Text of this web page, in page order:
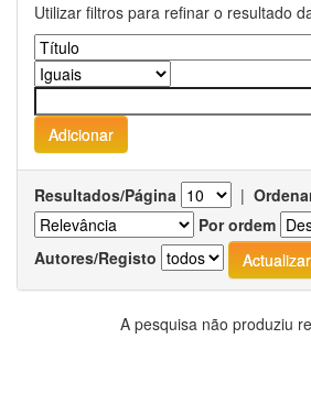
Utilizar filtros para refinar o resultado
Resultados/Página |
Por ordem
Autores/Registo
A pesquisa não produziu